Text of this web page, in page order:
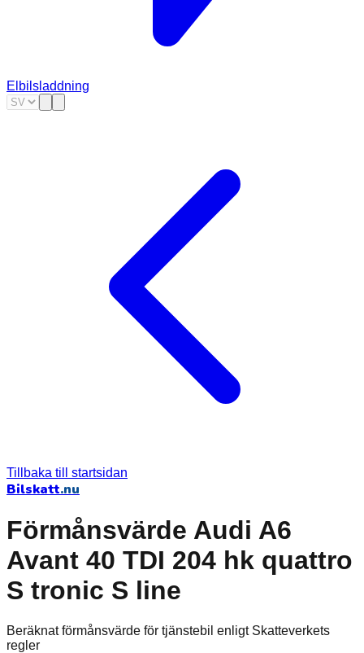
Elbilsladdning
Tillbaka till startsidan
Bilskatt.nu
Förmånsvärde Audi A6
Avant 40 TDI 204 hk quattro
S tronic S line
Beräknat förmånsvärde för tjänstebil enligt Skatteverkets
regler